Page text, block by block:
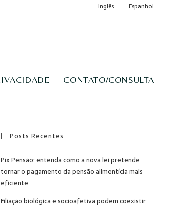
Inglês Espanhol
CONTATO/CONSULTA
Posts Recentes
Pix Pensão: entenda como a nova lei pretende
tornar o pagamento da pensão alimentícia mais
eficiente
Filiação biológica e socioafetiva podem coexistir